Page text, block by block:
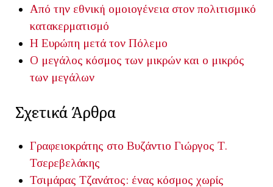
Από την εθνική ομοιογένεια στον πολιτισμικό
κατακερματισμό
Η Ευρώπη μετά τον Πόλεμο
Ο μεγάλος κόσμος των μικρών και ο μικρός
των μεγάλων
Σχετικά Άρθρα
Γραφειοκράτης στο Βυζάντιο Γιώργος Τ.
Τσερεβελάκης
Τσιμάρας Τζανάτος: ένας κόσμος χωρίς